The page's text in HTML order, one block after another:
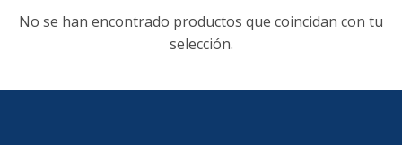
No se han encontrado productos que coincidan con tu
selección.